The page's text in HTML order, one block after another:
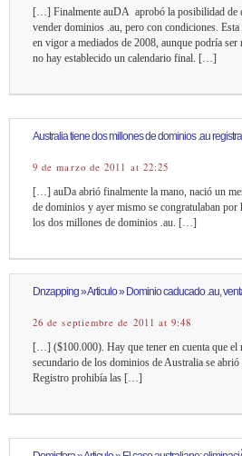
[…] Finalmente auDA aprobó la posibilidad de
vender dominios .au, pero con condiciones. Esta
en vigor a mediados de 2008, aunque podría ser
no hay establecido un calendario final. […]
Australia tiene dos millones de dominios .au
9 de marzo de 2011 at 22:25
[…] auDa abrió finalmente la mano, nació un
de dominios y ayer mismo se congratulaban por
los dos millones de dominios .au. […]
Dnzapping » Articulo » Dominio caducado .au,
26 de septiembre de 2011 at 9:48
[…] ($100.000). Hay que tener en cuenta que el
secundario de los dominios de Australia se
Registro prohibía las […]